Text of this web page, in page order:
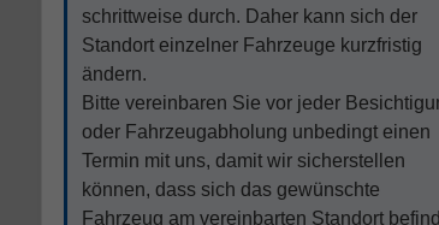
schrittweise durch. Daher kann sich der
Standort einzelner Fahrzeuge kurzfristig
ändern.
Bitte vereinbaren Sie vor jeder
oder Fahrzeugabholung unbedingt einen
Termin mit uns, damit wir sicherstellen
können, dass sich das gewünschte
Fahrzeug am vereinbarten Standort